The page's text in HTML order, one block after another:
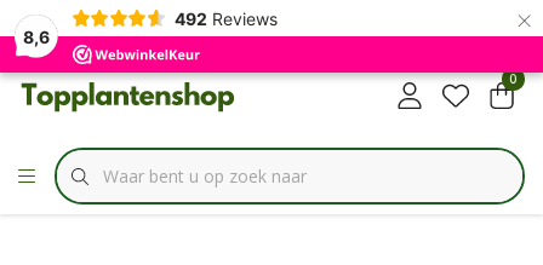
8,6
492 Reviews ×
✔Specialist inBorderbundels
0